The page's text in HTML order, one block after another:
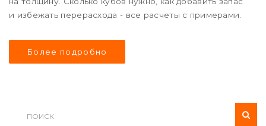
и избежать перерасхода - все расчеты с примерами.
Более подробно